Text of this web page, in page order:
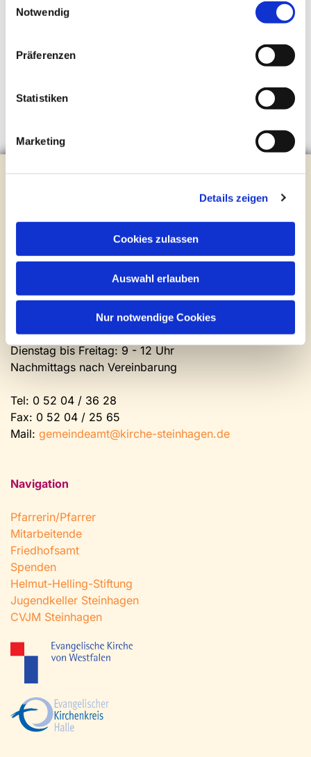
Notwendig
Präferenzen
Statistiken
Marketing
Details zeigen
Cookies zulassen
Auswahl erlauben
Nur notwendige Cookies
Evangelische Kirchengemeinde Steinhagen
Brockhagener Straße 28 | 33803 Steinhagen
Mail:gemeindeamt@kirche-steinhagen.de
Newsletter abonnieren
Kontakt und Öffnungszeiten
Gemeinde- und Friedhofsamt
Montag: geschlossen
Dienstag bis Freitag: 9 - 12 Uhr
Nachmittags nach Vereinbarung
Tel: 0 52 04 / 36 28
Fax: 0 52 04 / 25 65
Mail: gemeindeamt@kirche-steinhagen.de
Navigation
Pfarrerin/Pfarrer
Mitarbeitende
Friedhofsamt
Spenden
Helmut-Helling-Stiftung
Jugendkeller Steinhagen
CVJM Steinhagen